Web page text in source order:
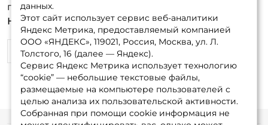
прикормки ,удобно.
Недостатки:Нет.
1 0
данных.
Этот сайт использует сервис веб-аналитики
Яндекс Метрика, предоставляемый компанией
ООО «ЯНДЕКС», 119021, Россия, Москва, ул. Л.
Толстого, 16 (далее — Яндекс).
Сервис Яндекс Метрика использует технологию
“cookie” — небольшие текстовые файлы,
размещаемые на компьютере пользователей с
целью анализа их пользовательской активности.
Собранная при помощи cookie информация не